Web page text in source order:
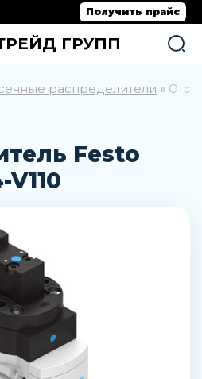
Получить прайс
ГРУПП
распределители »
Festo
V110